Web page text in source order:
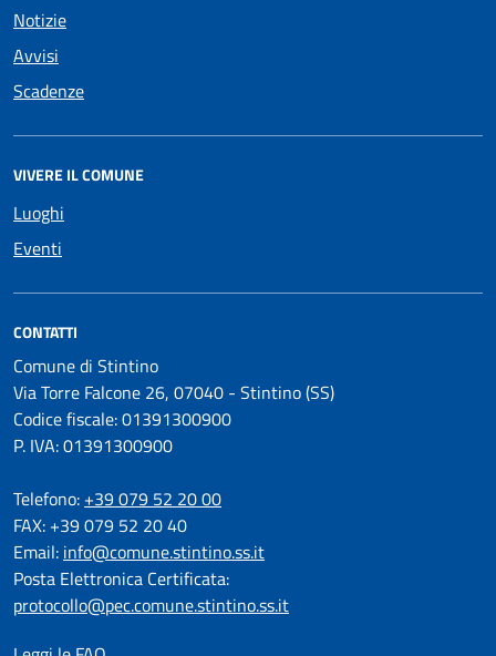
Notizie
Avvisi
Scadenze
VIVERE IL COMUNE
Luoghi
Eventi
CONTATTI
Comune di Stintino
Via Torre Falcone 26, 07040 - Stintino (SS)
Codice fiscale: 01391300900
P. IVA: 01391300900
Telefono: +39 079 52 20 00
FAX: +39 079 52 20 40
Email: info@comune.stintino.ss.it
Posta Elettronica Certificata:
protocollo@pec.comune.stintino.ss.it